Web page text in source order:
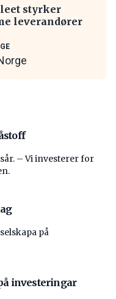
styrker
leverandører
– Vi investerer for
på
investeringar